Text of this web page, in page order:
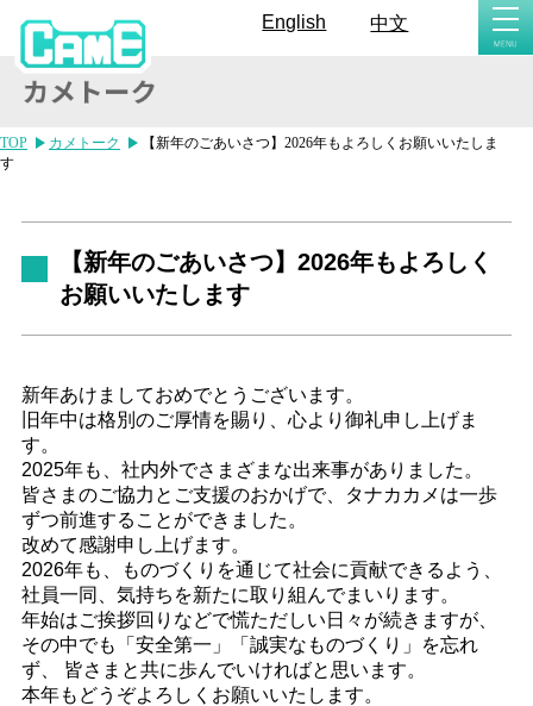
中文
English
TOP カメトーク
【新年のごあいさつ】2026年もよろしくお願いいたしま
す
【新年のごあいさつ】2026年もよろしく
お願いいたします
新年あけましておめでとうございます。
旧年中は格別のご厚情を賜り、心より御礼申し上げま
す。
2025年も、社内外でさまざまな出来事がありました。
皆さまのご協力とご支援のおかげで、タナカカメは一歩
ずつ前進することができました。
改めて感謝申し上げます。
2026年も、ものづくりを通じて社会に貢献できるよう、
社員一同、気持ちを新たに取り組んでまいります。
年始はご挨拶回りなどで慌ただしい日々が続きますが、
その中でも「安全第一」「誠実なものづくり」を忘れ
ず、 皆さまと共に歩んでいければと思います。
本年もどうぞよろしくお願いいたします。